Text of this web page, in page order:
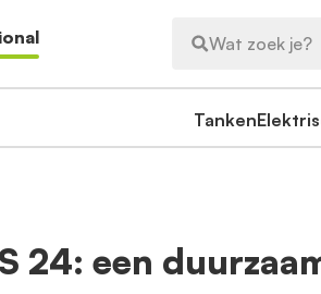
Wat zoek je?
Tanken
24: een